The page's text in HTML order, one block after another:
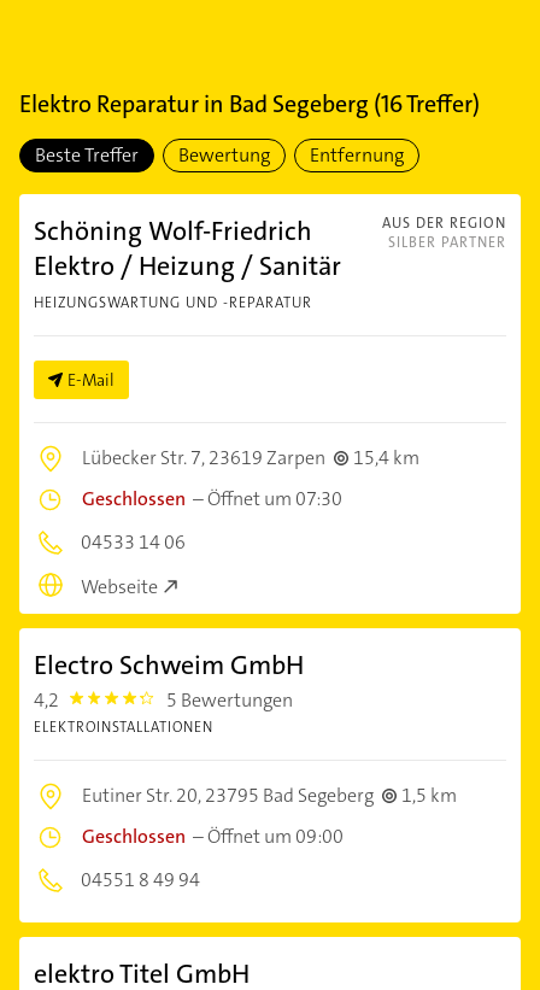
Elektro Reparaturin Bad Segeberg (16Treffer)
Beste Treffer Bewertung Entfernung
AUS DER REGION
SILBER PARTNER
Schöning Wolf-Friedrich
Elektro / Heizung / Sanitär
HEIZUNGSWARTUNG UND -REPARATUR
E-Mail
Lübecker Str. 7,23619 Zarpen
15,4 km
Geschlossen –Öffnet um 07:30
04533 14 06
Webseite
Electro Schweim GmbH
4,2 4.2000003 5 Bewertungen
ELEKTROINSTALLATIONEN
Eutiner Str. 20,23795 Bad Segeberg
1,5 km
Geschlossen –Öffnet um 09:00
04551 8 49 94
elektro Titel GmbH